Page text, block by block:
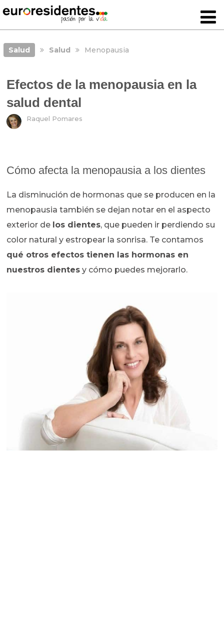
Salud Salud Menopausia
Efectos de la menopausia en la
salud dental
Raquel Pomares
Cómo afecta la menopausia a los dientes
La disminución de hormonas que se producen en la
menopausia también se dejan notar en el aspecto
exterior de los dientes, que pueden ir perdiendo su
color natural y estropear la sonrisa. Te contamos
qué otros efectos tienen las hormonas en
nuestros dientes y cómo puedes mejorarlo.